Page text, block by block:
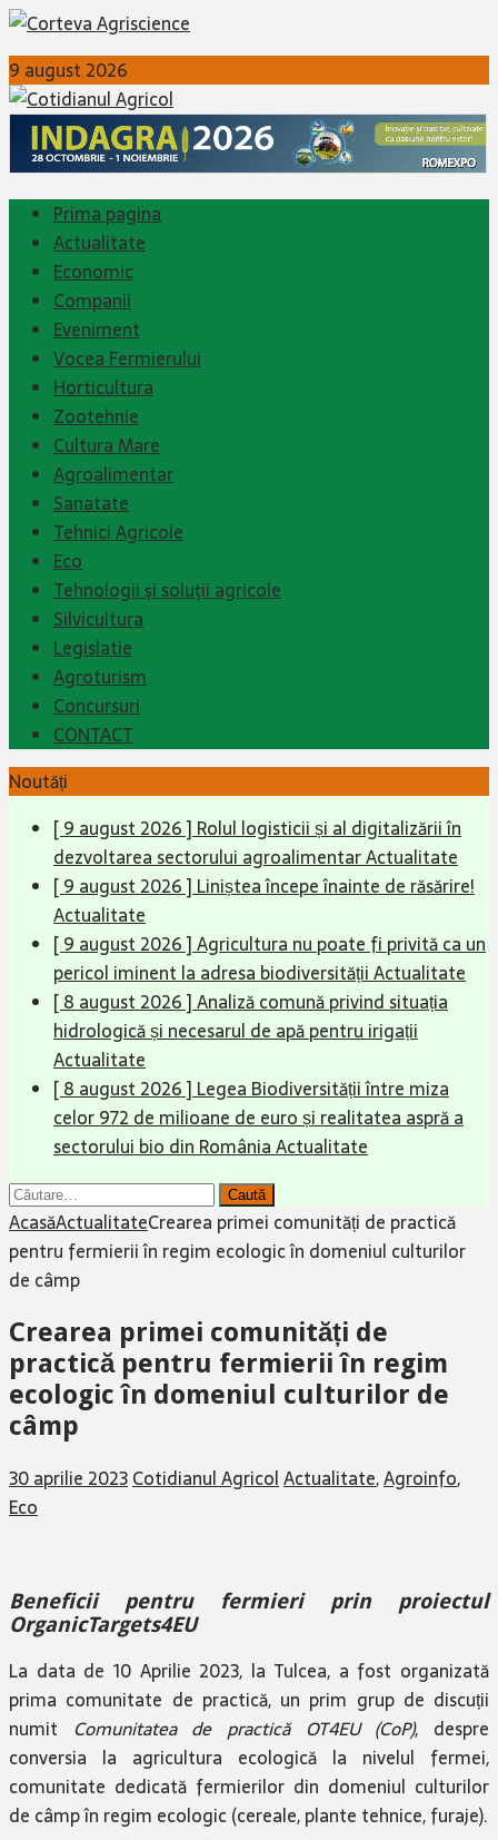
9 august 2026
Prima pagina
Actualitate
Economic
Companii
Eveniment
Vocea Fermierului
Horticultura
Zootehnie
Cultura Mare
Agroalimentar
Sanatate
Tehnici Agricole
Eco
Tehnologii şi soluţii agricole
Silvicultura
Legislatie
Agroturism
Concursuri
CONTACT
Noutăți
[ 9 august 2026 ] Rolul logisticii și al digitalizării în
dezvoltarea sectorului agroalimentarActualitate
[ 9 august 2026 ] Liniștea începe înainte de răsărire!
Actualitate
[ 9 august 2026 ]Agricultura nu poate fi privită ca un
pericol iminent la adresa biodiversitățiiActualitate
[ 8 august 2026 ]Analiză comună privind situația
hidrologică și necesarul de apă pentru irigații
Actualitate
[ 8 august 2026 ] Legea Biodiversității între miza
celor 972 de milioane de euro și realitatea aspră a
sectorului bio din RomâniaActualitate
Caută
după:
AcasăActualitateCrearea primei comunități de practică
pentru fermierii în regim ecologic în domeniul culturilor
de câmp
Crearea primei comunități de
practică pentru fermierii în regim
ecologic în domeniul culturilor de
câmp
30 aprilie 2023Cotidianul AgricolActualitate,Agroinfo,
Eco
Beneficii pentru fermieri prin proiectul
OrganicTargets4EU
La data de 10 Aprilie 2023, la Tulcea, a fost organizată
prima comunitate de practică, un prim grup de discuții
numit Comunitatea de practică OT4EU (CoP), despre
conversia la agricultura ecologică la nivelul fermei,
comunitate dedicată fermierilor din domeniul culturilor
de câmp în regim ecologic (cereale, plante tehnice, furaje).